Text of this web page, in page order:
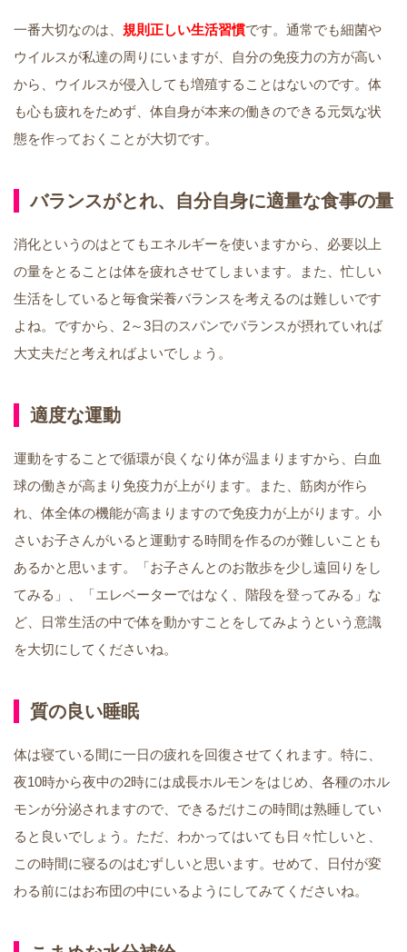
一番大切なのは、 規則正しい生活習慣です。通常でも細菌や
ウイルスが私達の周りにいますが、自分の免疫力の方が高い
から、ウイルスが侵入しても増殖することはないのです。体
も心も疲れをためず、体自身が本来の働きのできる元気な状
態を作っておくことが大切です。
バランスがとれ、自分自身に適量な食事の量
消化というのはとてもエネルギーを使いますから、必要以上
の量をとることは体を疲れさせてしまいます。また、忙しい
生活をしていると毎食栄養バランスを考えるのは難しいです
よね。ですから、2～3日のスパンでバランスが摂れていれば
大丈夫だと考えればよいでしょう。
適度な運動
運動をすることで循環が良くなり体が温まりますから、白血
球の働きが高まり免疫力が上がります。また、筋肉が作ら
れ、体全体の機能が高まりますので免疫力が上がります。小
さいお子さんがいると運動する時間を作るのが難しいことも
あるかと思います。「お子さんとのお散歩を少し遠回りをし
てみる」、「エレベーターではなく、階段を登ってみる」な
ど、日常生活の中で体を動かすことをしてみようという意識
を大切にしてくださいね。
質の良い睡眠
体は寝ている間に一日の疲れを回復させてくれます。特に、
夜10時から夜中の2時には成長ホルモンをはじめ、各種のホル
モンが分泌されますので、できるだけこの時間は熟睡してい
ると良いでしょう。ただ、わかってはいても日々忙しいと、
この時間に寝るのはむずしいと思います。せめて、日付が変
わる前にはお布団の中にいるようにしてみてくださいね。